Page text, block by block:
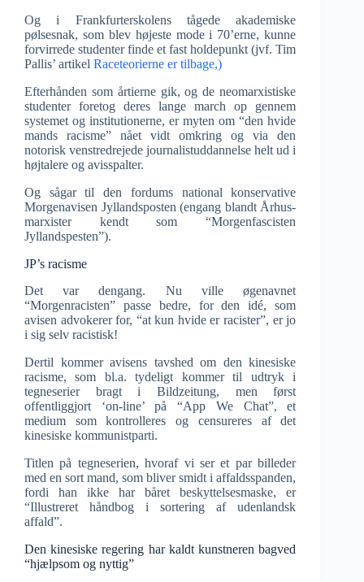
Og i Frankfurterskolens tågede akademiske
pølsesnak, som blev højeste mode i 70’erne, kunne
forvirrede studenter finde et fast holdepunkt (jvf. Tim
Pallis’ artikel Raceteorierne er tilbage,)
Efterhånden som årtierne gik, og de neomarxistiske
studenter foretog deres lange march op gennem
systemet og institutionerne, er myten om “den hvide
mands racisme” nået vidt omkring og via den
notorisk venstredrejede journalistuddannelse helt ud i
højtalere og avisspalter.
Og sågar til den fordums national konservative
Morgenavisen Jyllandsposten (engang blandt Århus-
marxister kendt som “Morgenfascisten
Jyllandspesten”).
JP’s racisme
Det var dengang. Nu ville øgenavnet
“Morgenracisten” passe bedre, for den idé, som
avisen advokerer for, “at kun hvide er racister”, er jo
i sig selv racistisk!
Dertil kommer avisens tavshed om den kinesiske
racisme, som bl.a. tydeligt kommer til udtryk i
tegneserier bragt i Bildzeitung, men først
offentliggjort ‘on-line’ på “App We Chat”, et
medium som kontrolleres og censureres af det
kinesiske kommunistparti.
Titlen på tegneserien, hvoraf vi ser et par billeder
med en sort mand, som bliver smidt i affaldsspanden,
fordi han ikke har båret beskyttelsesmaske, er
“Illustreret håndbog i sortering af udenlandsk
affald”.
Den kinesiske regering har kaldt kunstneren bagved
“hjælpsom og nyttig”